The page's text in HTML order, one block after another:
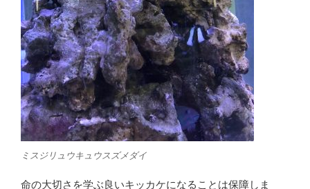
ミスジリュウキュウスズメダイ
命の大切さを学ぶ良いキッカケになることは保障しま